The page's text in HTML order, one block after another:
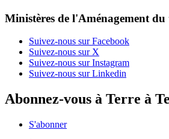
Ministères de l'Aménagement
Suivez-nous sur Facebook
Suivez-nous sur X
Suivez-nous sur Instagram
Suivez-nous sur Linkedin
Abonnez-vous à Terre à
S'abonner